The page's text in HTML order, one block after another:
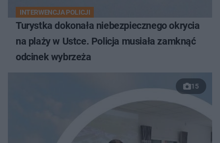
INTERWENCJA POLICJI
Turystka dokonała niebezpiecznego okrycia
na plaży w Ustce. Policja musiała zamknąć
odcinek wybrzeża
15